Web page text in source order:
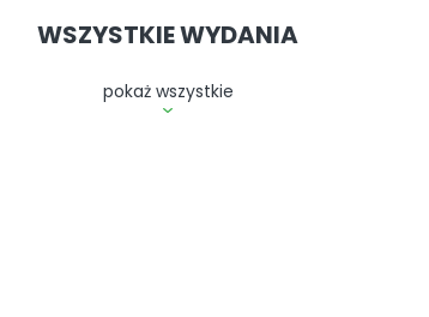
WSZYSTKIE WYDANIA
pokaż wszystkie